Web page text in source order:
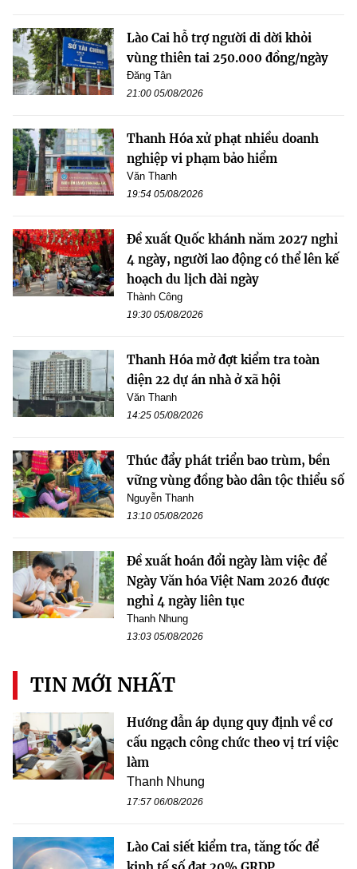
Lào Cai hỗ trợ người di dời khỏi
vùng thiên tai 250.000 đồng/ngày
Đăng Tân
21:00 05/08/2026
Thanh Hóa xử phạt nhiều doanh
nghiệp vi phạm bảo hiểm
Văn Thanh
19:54 05/08/2026
Đề xuất Quốc khánh năm 2027 nghỉ
4 ngày, người lao động có thể lên kế
hoạch du lịch dài ngày
Thành Công
19:30 05/08/2026
Thanh Hóa mở đợt kiểm tra toàn
diện 22 dự án nhà ở xã hội
Văn Thanh
14:25 05/08/2026
Thúc đẩy phát triển bao trùm, bền
vững vùng đồng bào dân tộc thiểu số
Nguyễn Thanh
13:10 05/08/2026
Đề xuất hoán đổi ngày làm việc để
Ngày Văn hóa Việt Nam 2026 được
nghỉ 4 ngày liên tục
Thanh Nhung
13:03 05/08/2026
TIN MỚI NHẤT
Hướng dẫn áp dụng quy định về cơ
cấu ngạch công chức theo vị trí việc
làm
Thanh Nhung
17:57 06/08/2026
Lào Cai siết kiểm tra, tăng tốc để